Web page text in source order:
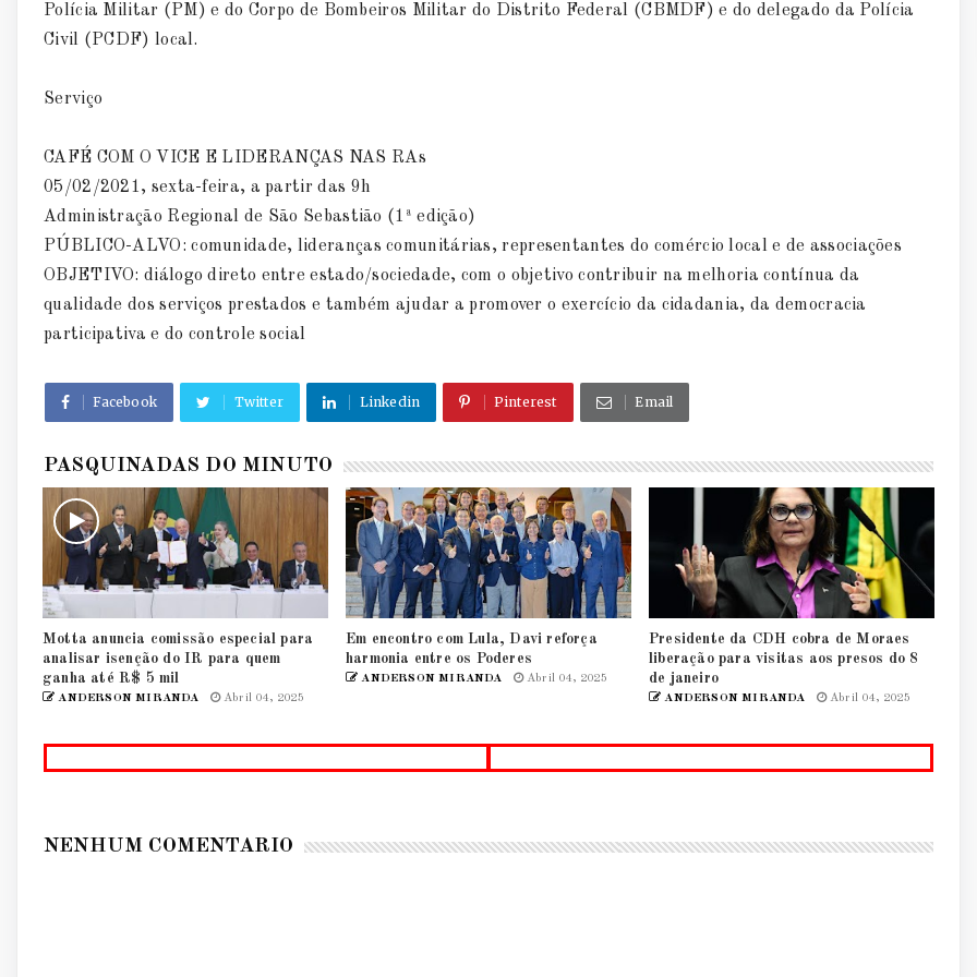
Polícia Militar (PM) e do Corpo de Bombeiros Militar do Distrito Federal (CBMDF) e do delegado da Polícia
Civil (PCDF) local.
Serviço
CAFÉ COM O VICE E LIDERANÇAS NAS RAs
05/02/2021, sexta-feira, a partir das 9h
Administração Regional de São Sebastião (1ª edição)
PÚBLICO-ALVO: comunidade, lideranças comunitárias, representantes do comércio local e de associações
OBJETIVO: diálogo direto entre estado/sociedade, com o objetivo contribuir na melhoria contínua da
qualidade dos serviços prestados e também ajudar a promover o exercício da cidadania, da democracia
participativa e do controle social
Facebook Twitter Linkedin Pinterest Email
PASQUINADAS DO MINUTO
Motta anuncia comissão especial para
analisar isenção do IR para quem
ganha até R$ 5 mil
ANDERSON MIRANDA Abril 04, 2025
Em encontro com Lula, Davi reforça
harmonia entre os Poderes
ANDERSON MIRANDA Abril 04, 2025
Presidente da CDH cobra de Moraes
liberação para visitas aos presos do 8
de janeiro
ANDERSON MIRANDA Abril 04, 2025
NENHUM COMENTÁRIO